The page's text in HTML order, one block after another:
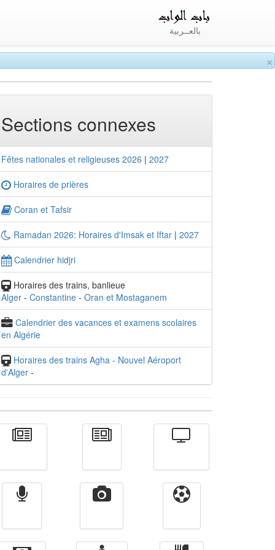
×
بالعــربية
Sections connexes
Fêtes nationales et religieuses 2026 | 2027
Horaires de prières
Coran et Tafsir
Ramadan 2026: Horaires d'Imsak et Iftar | 2027
Calendrier hidjri
Horaires des trains, banlieue
Alger - Constantine - Oran et Mostaganem
Calendrier des vacances et examens scolaires
en Algérie
Horaires des trains Agha - Nouvel Aéroport
d'Alger -